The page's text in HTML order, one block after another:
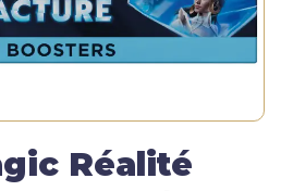
Réalité